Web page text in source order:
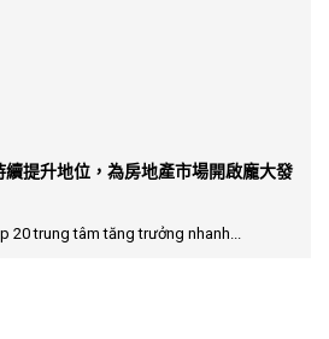
提升地位，為房地產市場開啟龐大發
20 trung tâm tăng trưởng nhanh...